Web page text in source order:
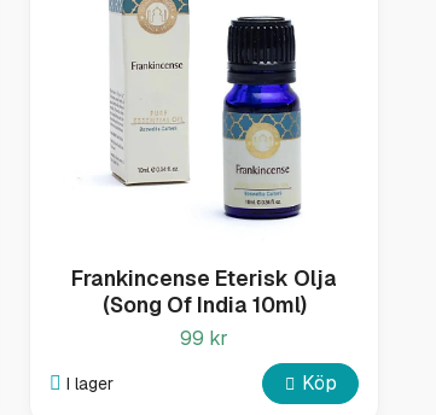
Frankincense Eterisk Olja
(Song Of India 10ml)
99 kr
I lager Köp